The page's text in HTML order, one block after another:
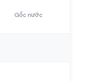
Gốc nước